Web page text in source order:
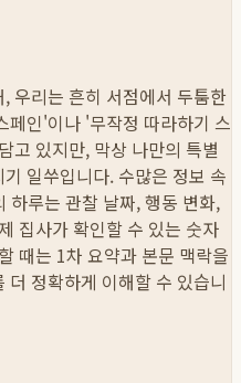
우리는 흔히 서점에서 두툼한
페인'이나 '무작정 따라하기 스
고 있지만, 막상 나만의 특별
일쑤입니다. 수많은 정보 속
루는 관찰 날짜, 행동 변화,
집사가 확인할 수 있는 숫자
때는 1차 요약과 본문 맥락을
정확하게 이해할 수 있습니